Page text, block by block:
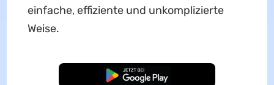
einfache, effiziente und unkomplizierte
Weise.
Kostenloser Download